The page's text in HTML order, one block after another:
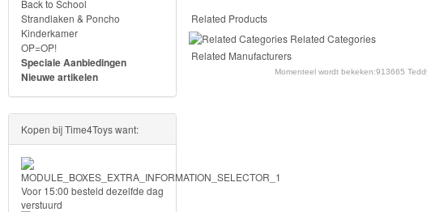
Magische
Eenhoorn
Mickey
&
Minnie
Puzzels
Avengers
Related Products
Related Categories
Related Manufacturers
Momenteel wordt bekeken:913665
Back to School
Strandlaken & Poncho
Kinderkamer
OP=OP!
Speciale Aanbiedingen
Nieuwe artikelen
Kopen bij Time4Toys want:
Voor 15:00 besteld dezelfde dag
verstuurd